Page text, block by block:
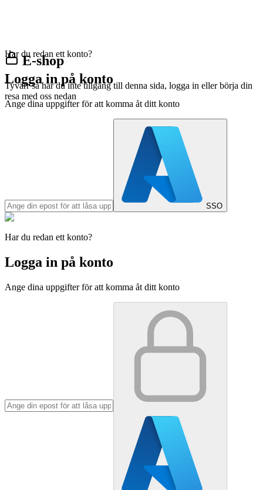
E-shop
Tyvärr så har du inte tillgång till denna sida, logga in eller börja din
resa med oss nedan
Har du redan ett konto?
Logga in på konto
Ange dina uppgifter för att komma åt ditt konto
SSO
Har du redan ett konto?
Logga in på konto
Ange dina uppgifter för att komma åt ditt konto